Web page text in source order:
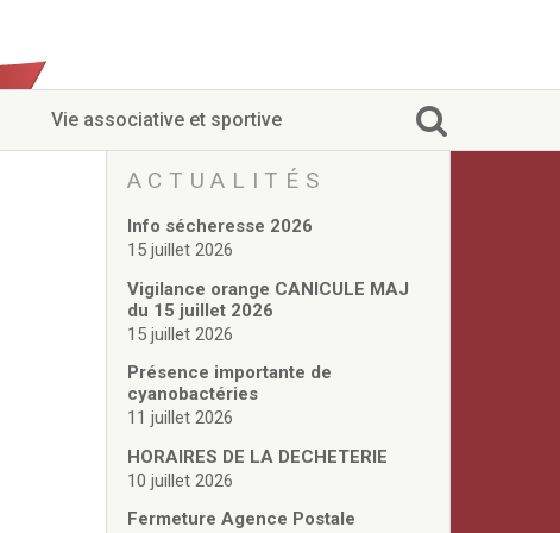
Vie associative et sportive
ACTUALITÉS
Info sécheresse 2026
15 juillet 2026
Vigilance orange CANICULE MAJ
du 15 juillet 2026
15 juillet 2026
Présence importante de
cyanobactéries
11 juillet 2026
HORAIRES DE LA DECHETERIE
10 juillet 2026
Fermeture Agence Postale